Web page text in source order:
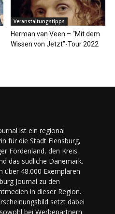
Veranstaltungstipps
Herman van Veen – “Mit dem
Wissen von Jetzt”-Tour 2022
ist ein regional
für die Stadt Flensburg,
Fördenland, den Kreis
das südliche Dänemark.
über 48.000 Exemplaren
Journal zu den
in dieser Region.
setzt dabei
bei Werbepartnern